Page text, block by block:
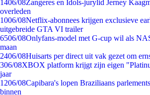
1406/08Zangeres en Idols-jurylid Jerney
overleden
1006/08Netflix-abonnees krijgen exclusieve
uitgebreide GTA VI trailer
6506/08Onlyfans-model met G-cup wil als
maan
2406/08Huisarts per direct uit vak gezet om
306/08XBOX platform krijgt zijn eigen
jaar
1206/08Capibara's lopen Braziliaans
binnen